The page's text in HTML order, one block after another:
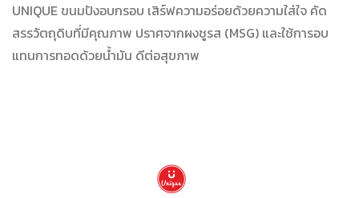
UNIQUE ขนมปังอบกรอบ เสิร์ฟความอร่อยด้วยความใส่ใจ คัด
สรรวัตถุดิบที่มีคุณภาพ ปราศจากผงชูรส (MSG) และใช้การอบ
แทนการทอดด้วยน้ำมัน ดีต่อสุขภาพ